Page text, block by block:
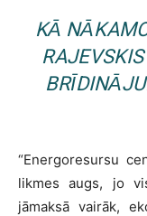
KĀ
“Energoresursu
likmes augs, jo
jāmaksā vairāk,